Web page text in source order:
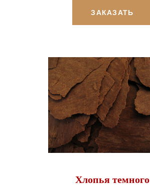
ЗАКАЗАТЬ
Хлопья темного